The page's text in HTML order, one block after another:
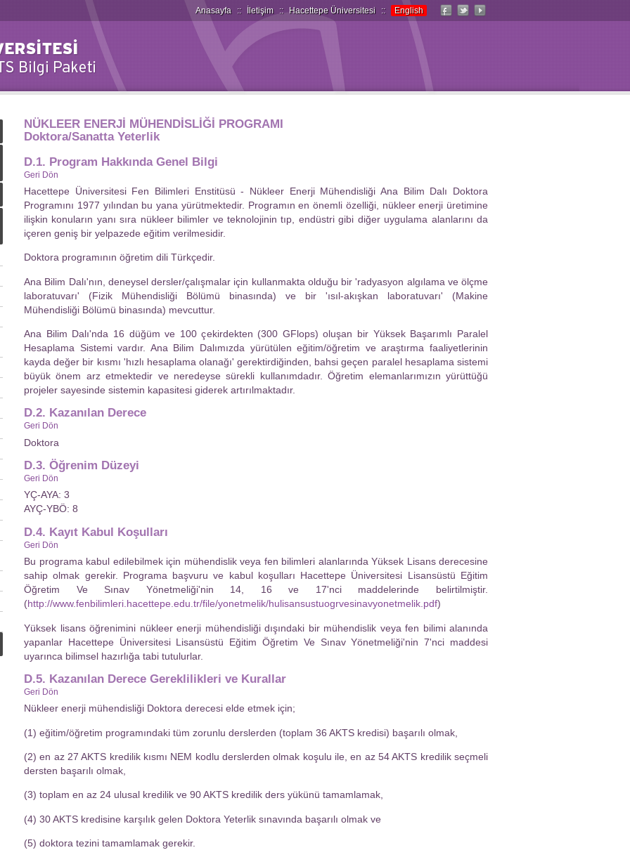
Anasayfa :: İletişim :: Hacettepe Üniversitesi :: English
NÜKLEER ENERJİ MÜHENDİSLİĞİ PROGRAMI
Doktora/Sanatta Yeterlik
D.1. Program Hakkında Genel Bilgi
Geri Dön
Hacettepe Üniversitesi Fen Bilimleri Enstitüsü - Nükleer Enerji Mühendisliği Ana Bilim Dalı Doktora
Programını 1977 yılından bu yana yürütmektedir. Programın en önemli özelliği, nükleer enerji üretimine
ilişkin konuların yanı sıra nükleer bilimler ve teknolojinin tıp, endüstri gibi diğer uygulama alanlarını da
içeren geniş bir yelpazede eğitim verilmesidir.
Doktora programının öğretim dili Türkçedir.
Ana Bilim Dalı'nın, deneysel dersler/çalışmalar için kullanmakta olduğu bir 'radyasyon algılama ve ölçme
laboratuvarı' (Fizik Mühendisliği Bölümü binasında) ve bir 'ısıl-akışkan laboratuvarı' (Makine
Mühendisliği Bölümü binasında) mevcuttur.
Ana Bilim Dalı'nda 16 düğüm ve 100 çekirdekten (300 GFlops) oluşan bir Yüksek Başarımlı Paralel
Hesaplama Sistemi vardır. Ana Bilim Dalımızda yürütülen eğitim/öğretim ve araştırma faaliyetlerinin
kayda değer bir kısmı 'hızlı hesaplama olanağı' gerektirdiğinden, bahsi geçen paralel hesaplama sistemi
büyük önem arz etmektedir ve neredeyse sürekli kullanımdadır. Öğretim elemanlarımızın yürüttüğü
projeler sayesinde sistemin kapasitesi giderek artırılmaktadır.
D.2. Kazanılan Derece
Geri Dön
Doktora
D.3. Öğrenim Düzeyi
Geri Dön
YÇ-AYA: 3
AYÇ-YBÖ: 8
D.4. Kayıt Kabul Koşulları
Geri Dön
Bu programa kabul edilebilmek için mühendislik veya fen bilimleri alanlarında Yüksek Lisans derecesine
sahip olmak gerekir. Programa başvuru ve kabul koşulları Hacettepe Üniversitesi Lisansüstü Eğitim
Öğretim Ve Sınav Yönetmeliği'nin 14, 16 ve 17'nci maddelerinde belirtilmiştir.
(http://www.fenbilimleri.hacettepe.edu.tr/file/yonetmelik/hulisansustuogrvesinavyonetmelik.pdf)
Yüksek lisans öğrenimini nükleer enerji mühendisliği dışındaki bir mühendislik veya fen bilimi alanında
yapanlar Hacettepe Üniversitesi Lisansüstü Eğitim Öğretim Ve Sınav Yönetmeliği'nin 7'nci maddesi
uyarınca bilimsel hazırlığa tabi tutulurlar.
D.5. Kazanılan Derece Gereklilikleri ve Kurallar
Geri Dön
Nükleer enerji mühendisliği Doktora derecesi elde etmek için;
(1) eğitim/öğretim programındaki tüm zorunlu derslerden (toplam 36 AKTS kredisi) başarılı olmak,
(2) en az 27 AKTS kredilik kısmı NEM kodlu derslerden olmak koşulu ile, en az 54 AKTS kredilik seçmeli
dersten başarılı olmak,
(3) toplam en az 24 ulusal kredilik ve 90 AKTS kredilik ders yükünü tamamlamak,
(4) 30 AKTS kredisine karşılık gelen Doktora Yeterlik sınavında başarılı olmak ve
(5) doktora tezini tamamlamak gerekir.